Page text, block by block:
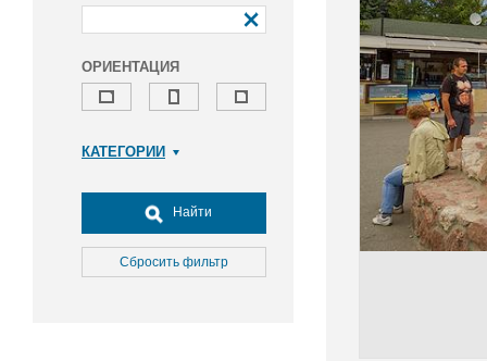
ОРИЕНТАЦИЯ
КАТЕГОРИИ
Досуг, туризм и отдых
Культура
Медицина
Найти
Сбросить фильтр